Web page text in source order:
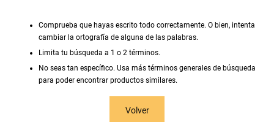
Comprueba que hayas escrito todo correctamente. O bien, intenta
cambiar la ortografía de alguna de las palabras.
Limita tu búsqueda a 1 o 2 términos.
No seas tan específico. Usa más términos generales de búsqueda
para poder encontrar productos similares.
Volver